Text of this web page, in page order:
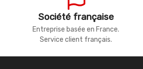
Société française
Entreprise basée en France.
Service client français.